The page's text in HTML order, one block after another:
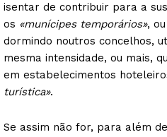
isentar de contribuir para a
os «munícipes temporários»,
dormindo noutros concelhos,
mesma intensidade, ou mais,
em estabelecimentos
turística».
Se assim não for, para além